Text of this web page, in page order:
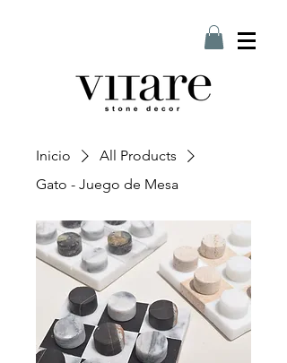
Inicio
All Products
Gato - Juego de Mesa